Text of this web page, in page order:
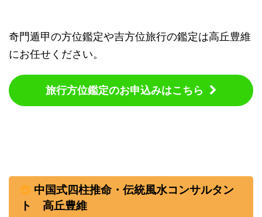
奇門遁甲の方位鑑定や吉方位旅行の鑑定は高丘豊維
にお任せください。
旅行方位鑑定のお申込みはこちら
中国式四柱推命・伝統風水コンサルタン
ト 高丘豊維